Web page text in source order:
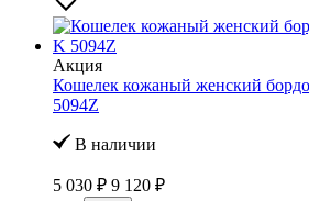
Акция
Кошелек кожаный женский
5094Z
В наличии
5 030 ₽ 9 120 ₽